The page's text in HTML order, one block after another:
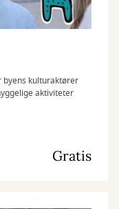
byens kulturaktører
aktiviteter
Gratis